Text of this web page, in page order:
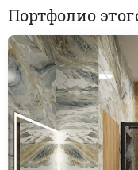
Портфолио